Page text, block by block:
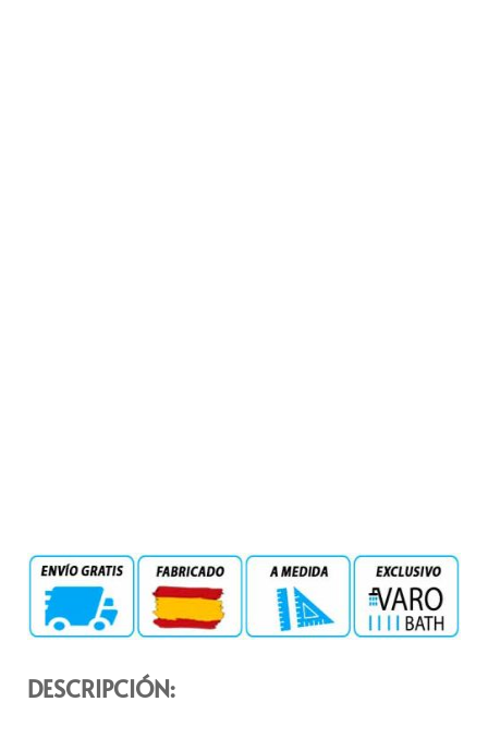
DESCRIPCIÓN: